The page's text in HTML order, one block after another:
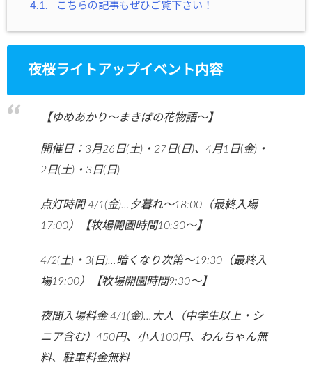
4.1. こちらの記事もぜひご覧下さい！
夜桜ライトアップイベント内容
【ゆめあかり～まきばの花物語～】
開催日：3月26日(土)・27日(日)、4月1日(金)・
2日(土)・3日(日)
点灯時間 4/1(金)…夕暮れ～18:00（最終入場
17:00）【牧場開園時間10:30～】
4/2(土)・3(日)…暗くなり次第～19:30（最終入
場19:00）【牧場開園時間9:30～】
夜間入場料金 4/1(金)…大人（中学生以上・シ
ニア含む）450円、小人100円、わんちゃん無
料、駐車料金無料